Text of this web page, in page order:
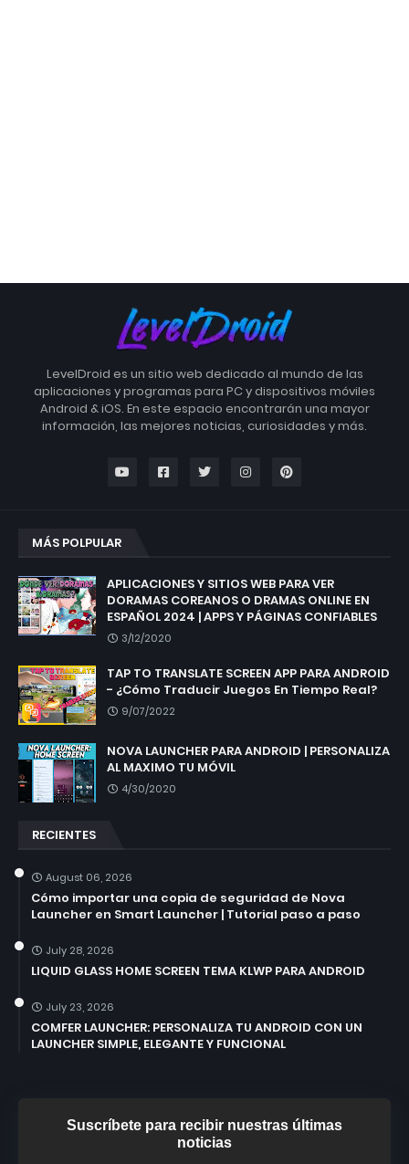
LevelDroid es un sitio web dedicado al mundo de las
aplicaciones y programas para PC y dispositivos móviles
Android & iOS. En este espacio encontrarán una mayor
información, las mejores noticias, curiosidades y más.
MÁS POLPULAR
APLICACIONES Y SITIOS WEB PARA VER
DORAMAS COREANOS O DRAMAS ONLINE EN
ESPAÑOL 2024 | APPS Y PÁGINAS CONFIABLES
3/12/2020
TAP TO TRANSLATE SCREEN APP PARA ANDROID
- ¿Cómo Traducir Juegos En Tiempo Real?
9/07/2022
NOVA LAUNCHER PARA ANDROID | PERSONALIZA
AL MAXIMO TU MÓVIL
4/30/2020
RECIENTES
August 06, 2026
Cómo importar una copia de seguridad de Nova
Launcher en Smart Launcher | Tutorial paso a paso
July 28, 2026
LIQUID GLASS HOME SCREEN TEMA KLWP PARA ANDROID
July 23, 2026
COMFER LAUNCHER: PERSONALIZA TU ANDROID CON UN
LAUNCHER SIMPLE, ELEGANTE Y FUNCIONAL
Suscríbete para recibir nuestras últimas
noticias